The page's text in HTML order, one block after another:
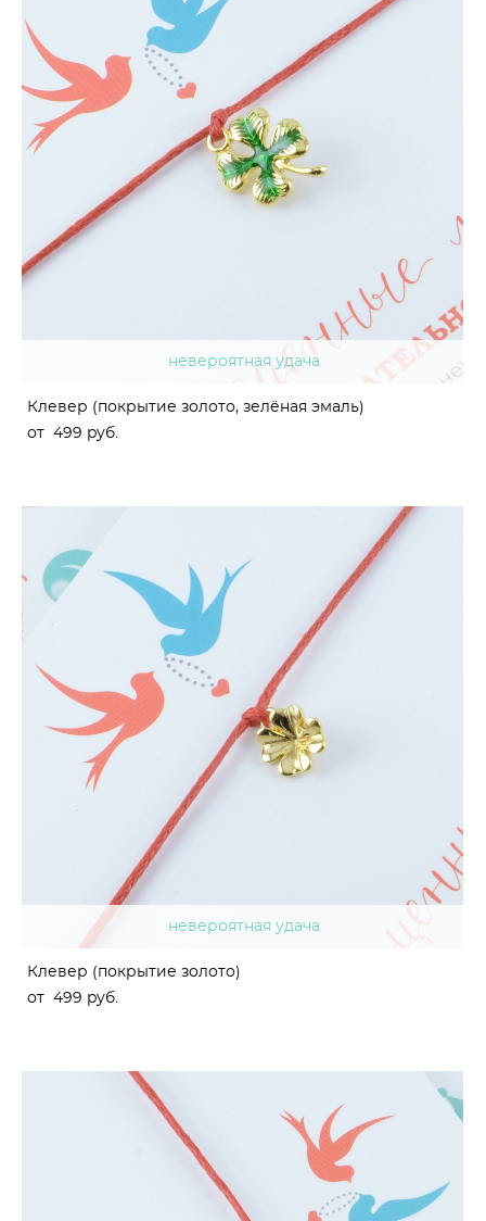
невероятная удача
Клевер (покрытие золото, зелёная эмаль)
от 499 pуб.
невероятная удача
Клевер (покрытие золото)
от 499 pуб.